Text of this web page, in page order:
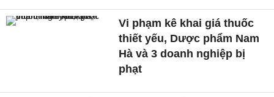
Vi phạm kê khai giá thuốc
thiết yếu, Dược phẩm Nam
Hà và 3 doanh nghiệp bị
phạt